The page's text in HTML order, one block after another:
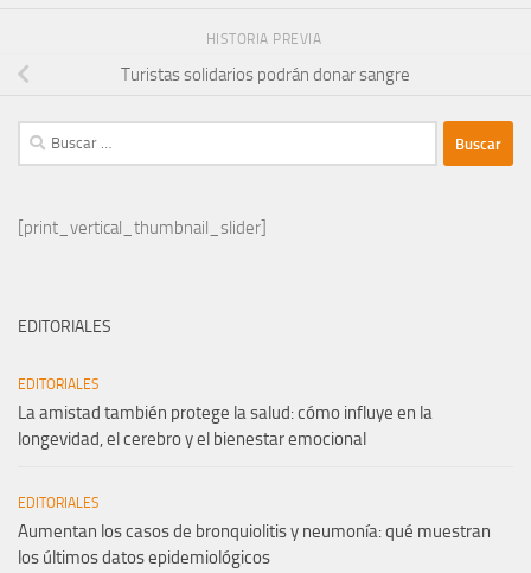
HISTORIA PREVIA
Turistas solidarios podrán donar sangre
Buscar:
[print_vertical_thumbnail_slider]
EDITORIALES
EDITORIALES
La amistad también protege la salud: cómo influye en la
longevidad, el cerebro y el bienestar emocional
EDITORIALES
Aumentan los casos de bronquiolitis y neumonía: qué muestran
los últimos datos epidemiológicos